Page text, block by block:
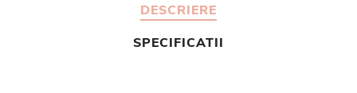
DESCRIERE
SPECIFICATII